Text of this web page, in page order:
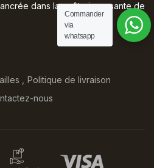
dans la quête incessante de
Politique de livraison
nous
Commander
via
whatsapp